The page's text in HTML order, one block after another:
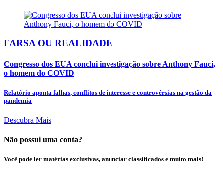
FARSA OU REALIDADE
Congresso dos EUA conclui investigação sobre Anthony Fauci,
o homem do COVID
Relatório aponta falhas, conflitos de interesse e controvérsias na gestão da
pandemia
Descubra Mais
Não possui uma conta?
Você pode ler matérias exclusivas, anunciar classificados e muito mais!